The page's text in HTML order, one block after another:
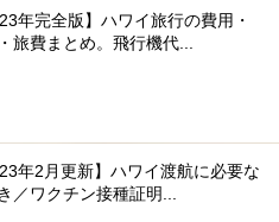
年完全版】ハワイ旅行の費用・
旅費まとめ。飛行機代...
年2月更新】ハワイ渡航に必要な
／ワクチン接種証明...